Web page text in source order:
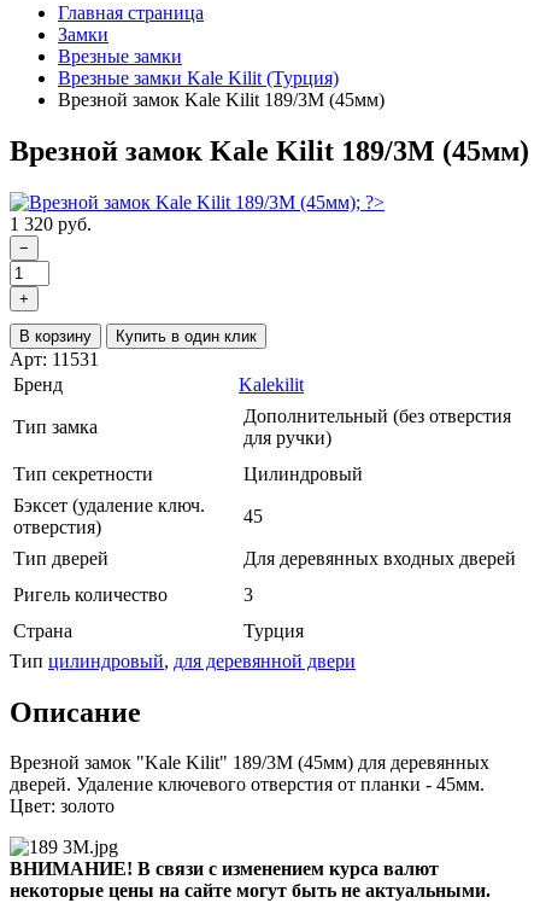
Главная страница
Замки
Врезные замки
Врезные замки Kale Kilit (Турция)
Врезной замок Kale Kilit 189/3M (45мм)
Врезной замок Kale Kilit 189/3M (45мм)
1 320 руб.
−
+
В корзину Купить в один клик
Арт: 11531
Бренд
Kalekilit
Тип замка
Дополнительный (без отверстия
для ручки)
Тип секретности
Цилиндровый
Бэксет (удаление ключ.
отверстия)
45
Тип дверей
Для деревянных входных дверей
Ригель количество
3
Страна
Турция
Тип цилиндровый, для деревянной двери
Описание
Врезной замок "Kale Kilit" 189/3M (45мм) для деревянных
дверей. Удаление ключевого отверстия от планки - 45мм.
Цвет: золото
ВНИМАНИЕ! В связи с изменением курса валют
некоторые цены на сайте могут быть не актуальными.